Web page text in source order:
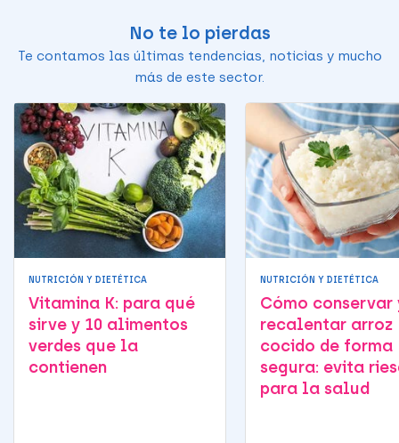
No te lo pierdas
Te contamos las últimas tendencias, noticias y mucho
más de este sector.
NUTRICIÓN Y DIETÉTICA
Vitamina K: para qué
sirve y 10 alimentos
verdes que la
contienen
NUTRICIÓN Y DIETÉTICA
Cómo conservar
recalentar arroz
cocido de forma
segura: evita
para la salud